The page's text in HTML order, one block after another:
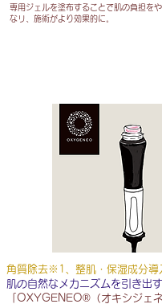
専用ジェルを塗布することで肌の負担を
なリ、 施術がより効果的に。
角質除去※1、整肌・保湿成分導
肌の自然なメカニズムを引き出
「OXYGENEO®（オキシジェ